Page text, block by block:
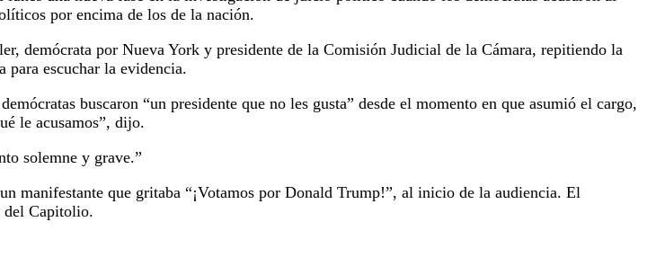
por encima de los de la nación.
demócrata por Nueva York y presidente de la Comisión Judicial de la Cámara, repitiendo la
para escuchar la evidencia.
buscaron “un presidente que no les gusta” desde el momento en que asumió el cargo,
le acusamos”, dijo.
solemne y grave.”
manifestante que gritaba “¡Votamos por Donald Trump!”, al inicio de la audiencia. El
del Capitolio.